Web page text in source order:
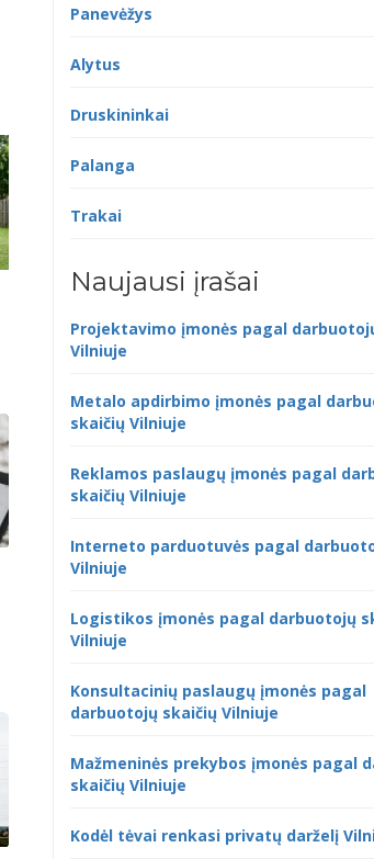
Panevėžys
Alytus
Druskininkai
Palanga
Trakai
Naujausi įrašai
Projektavimo įmonės pagal
Vilniuje
Metalo apdirbimo įmonės pagal
skaičių Vilniuje
Reklamos paslaugų įmonės pagal
skaičių Vilniuje
Interneto parduotuvės pagal
Vilniuje
Logistikos įmonės pagal darbuotojų
Vilniuje
Konsultacinių paslaugų įmonės pagal
darbuotojų skaičių Vilniuje
Mažmeninės prekybos įmonės pagal
skaičių Vilniuje
Kodėl tėvai renkasi privatų darželį